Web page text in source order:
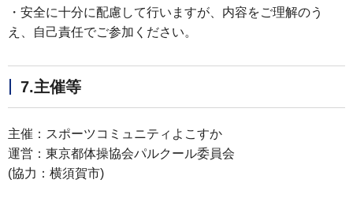
・安全に十分に配慮して行いますが、内容をご理解のう
え、自己責任でご参加ください。
7.主催等
主催：スポーツコミュニティよこすか
運営：東京都体操協会パルクール委員会
(協力：横須賀市)